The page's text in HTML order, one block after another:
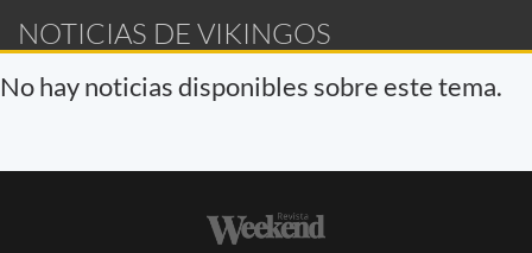
NOTICIAS DE VIKINGOS
No hay noticias disponibles sobre este tema.